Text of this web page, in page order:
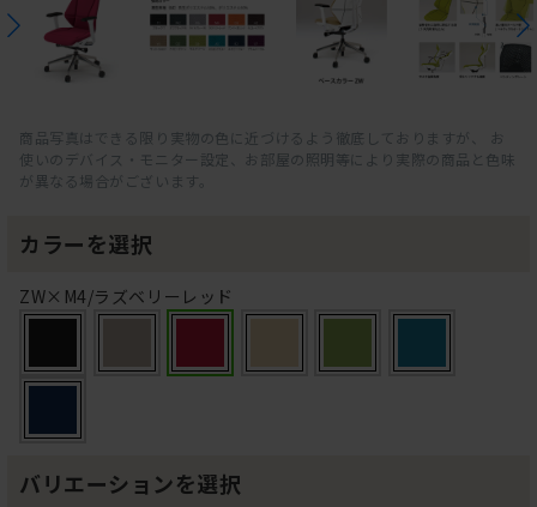
商品写真はできる限り実物の色に近づけるよう徹底しておりますが、 お
使いのデバイス・モニター設定、お部屋の照明等により実際の商品と色味
が異なる場合がございます。
カラーを選択
ZW×M4/ラズベリーレッド
バリエーションを選択